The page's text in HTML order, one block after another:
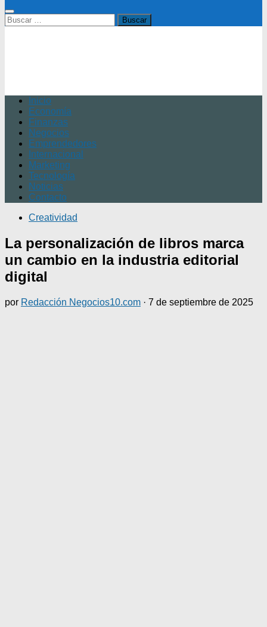
Buscar:
Inicio
Economía
Finanzas
Negocios
Emprendedores
Internacional
Marketing
Tecnología
Noticias
Contacto
Creatividad
La personalización de libros marca
un cambio en la industria editorial
digital
por Redacción Negocios10.com · 7 de septiembre de 2025